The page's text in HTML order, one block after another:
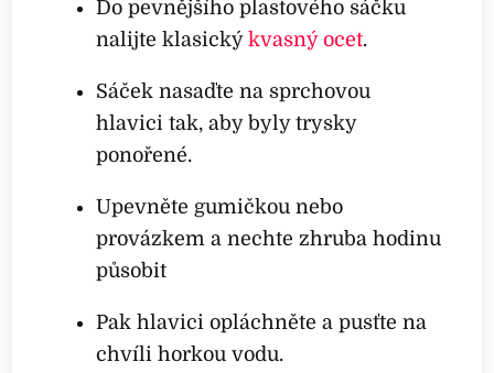
Do pevnějšího plastového sáčku
nalijte klasický kvasný ocet.
Sáček nasaďte na sprchovou
hlavici tak, aby byly trysky
ponořené.
Upevněte gumičkou nebo
provázkem a nechte zhruba hodinu
působit
Pak hlavici opláchněte a pusťte na
chvíli horkou vodu.